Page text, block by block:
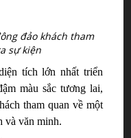
đảo khách tham
sự kiện
tích lớn nhất triển
màu sắc tương lai,
tham quan về một
và văn minh.